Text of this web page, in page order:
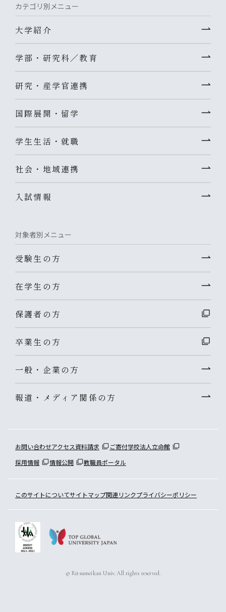
カテゴリ別メニュー
大学紹介
学部・研究科／教育
研究・産学官連携
国際展開・留学
学生生活・就職
社会・地域連携
入試情報
対象者別メニュー
受験生の方
在学生の方
保護者の方
卒業生の方
一般・企業の方
報道・メディア関係の方
お問い合わせアクセス資料請求 ご寄付学校法人立命館
採用情報
情報公開 教職員ポータル
このサイトについてサイトマップ関連リンクプライバシーポリシー
© Ritsumeikan Univ. All rights reserved.